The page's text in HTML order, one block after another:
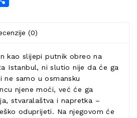
(0)
kao slijepi putnik obreo na
Istanbul, ni slutio nije da će ga
samo u osmansku
njene moći, već će ga
stvaralaštva i napretka –
oduprijeti. Na njegovom će